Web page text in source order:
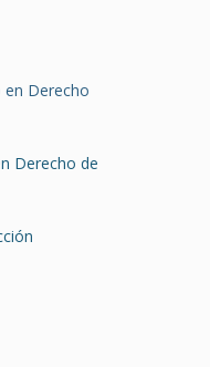
en Derecho
Derecho de